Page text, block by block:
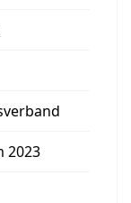
2023